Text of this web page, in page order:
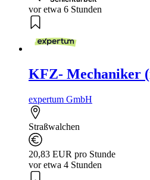
vor etwa 6 Stunden
KFZ- Mechaniker
expertum GmbH
Straßwalchen
20,83 EUR pro Stunde
vor etwa 4 Stunden